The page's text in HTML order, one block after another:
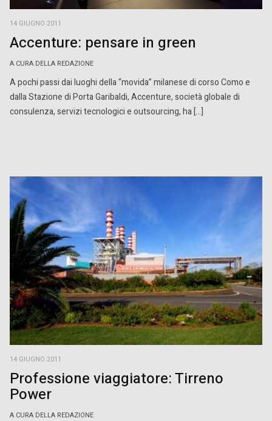
14 GIUGNO 2011
Accenture: pensare in green
A CURA DELLA REDAZIONE
A pochi passi dai luoghi della “movida” milanese di corso Como e
dalla Stazione di Porta Garibaldi, Accenture, società globale di
consulenza, servizi tecnologici e outsourcing, ha […]
14 GIUGNO 2011
Professione viaggiatore: Tirreno
Power
A CURA DELLA REDAZIONE